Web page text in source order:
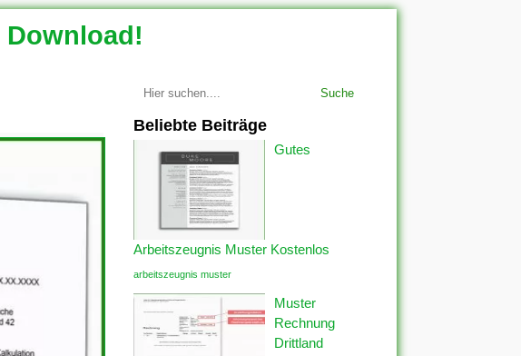
Suche
Beliebte Beiträge
Gutes
Arbeitszeugnis Muster Kostenlos
arbeitszeugnis muster
Muster
Rechnung
Drittland